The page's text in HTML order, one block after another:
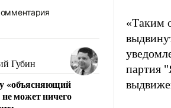
которых уже
Задача по
и амбициозна. Однако
радикально
наши боевые
Губин
«объясняющий
не может ничего
«Таким
партия